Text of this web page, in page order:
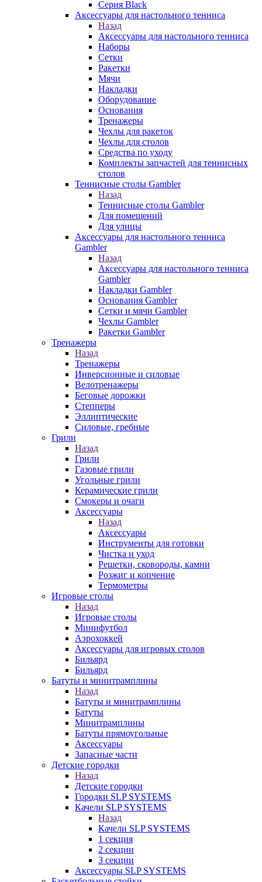
Серия Black
Аксессуары для настольного тенниса
Назад
Аксессуары для настольного тенниса
Наборы
Сетки
Ракетки
Мячи
Накладки
Оборудование
Основания
Тренажеры
Чехлы для ракеток
Чехлы для столов
Средства по уходу
Комплекты запчастей для теннисных
столов
Теннисные столы Gambler
Назад
Теннисные столы Gambler
Для помещений
Для улицы
Аксессуары для настольного тенниса
Gambler
Назад
Аксессуары для настольного тенниса
Gambler
Накладки Gambler
Основания Gambler
Сетки и мячи Gambler
Чехлы Gambler
Ракетки Gambler
Тренажеры
Назад
Тренажеры
Инверсионные и силовые
Велотренажеры
Беговые дорожки
Степперы
Эллиптические
Силовые, гребные
Грили
Назад
Грили
Газовые грили
Угольные грили
Керамические грили
Смокеры и очаги
Аксессуары
Назад
Аксессуары
Инструменты для готовки
Чистка и уход
Решетки, сковороды, камни
Розжиг и копчение
Термометры
Игровые столы
Назад
Игровые столы
Минифутбол
Аэрохоккей
Аксессуары для игровых столов
Бильяpд
Бильяpд
Батуты и минитрамплины
Назад
Батуты и минитрамплины
Батуты
Минитрамплины
Батуты прямоугольные
Аксессуары
Запасные части
Детские городки
Назад
Детские городки
Городки SLP SYSTEMS
Качели SLP SYSTEMS
Назад
Качели SLP SYSTEMS
1 секция
2 секции
3 секции
Аксессуары SLP SYSTEMS